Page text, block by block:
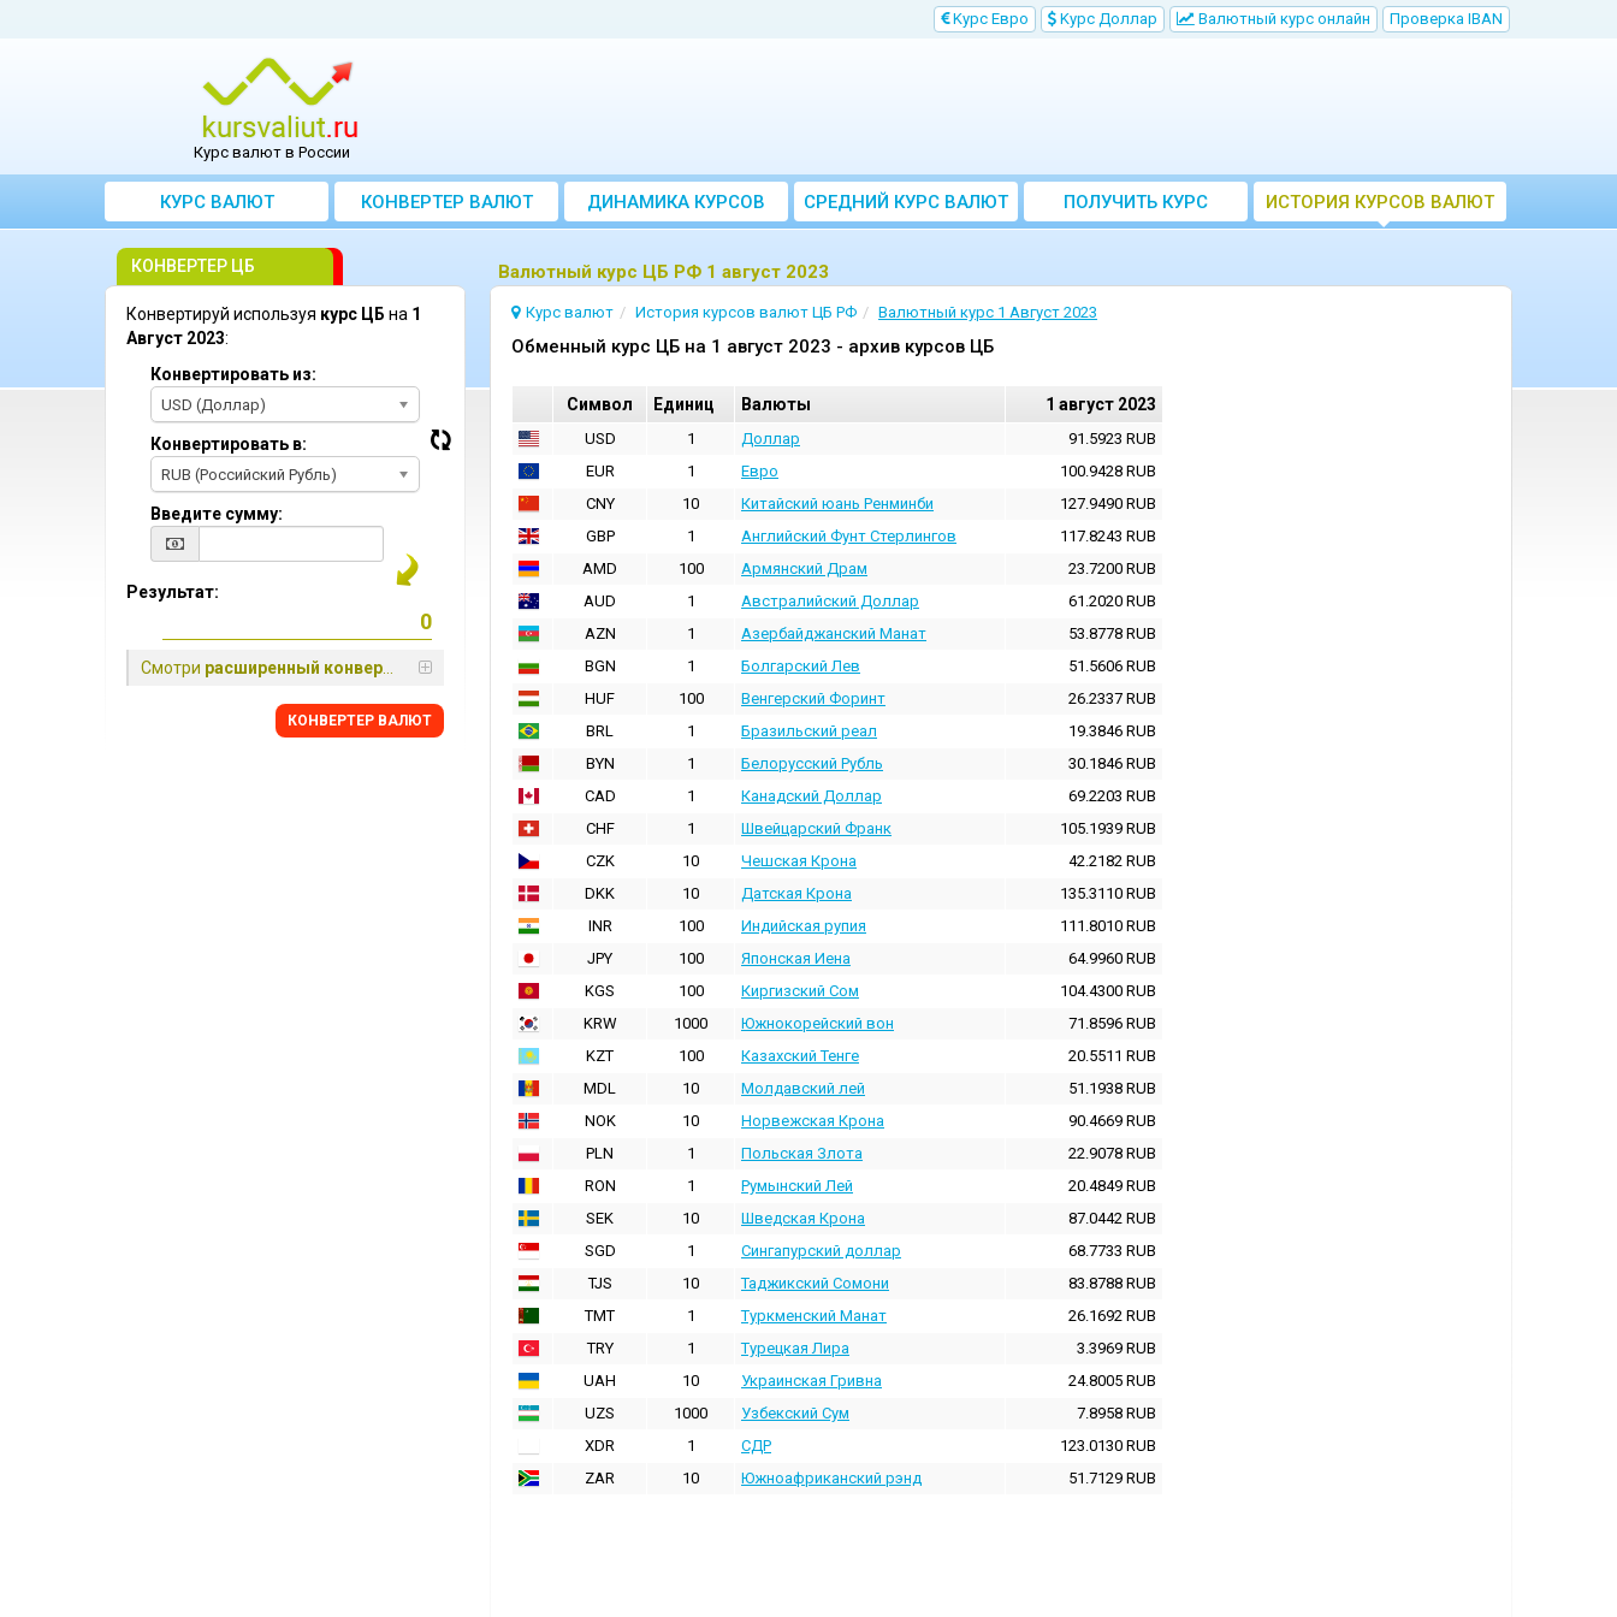
Kурс Евро Kурс Доллар Bалютный курс онлайн Проверка IBAN
Курс валют в России
КУРС ВАЛЮТ КОНВЕРТЕР ВАЛЮТ ДИНАМИКА КУРСОВ
CРЕДНИЙ КУРС ВАЛЮТ
ЗА МЕСЯЦ
ПОЛУЧИТЬ КУРС
ВАЛЮТ ЦБ
ИСТОРИЯ КУРСОВ ВАЛЮТ
ЦБ РФ
Bалютный курс ЦБ РФ 1 август 2023
Курс валют История курсов валют ЦБ РФ Валютный курс 1 Август 2023
Oбменный курс ЦБ на 1 август 2023 - архив курсов ЦБ
Cимвол Единиц Валюты 1 август 2023
USD 1 Доллар 91.5923 RUB
EUR
1 Евро 100.9428 RUB
CNY
10 Китайский юань Ренминби 127.9490 RUB
GBP
1 Английский Фунт Стерлингов 117.8243 RUB
AMD
100 Армянский Драм 23.7200 RUB
AUD
1 Австралийский Доллар 61.2020 RUB
AZN
1 Азербайджанский Манат 53.8778 RUB
BGN
1 Болгарский Лев 51.5606 RUB
HUF
100 Венгерский Форинт 26.2337 RUB
BRL
1 Бразильский реал 19.3846 RUB
BYN
1 Белорусский Рубль 30.1846 RUB
CAD
1 Канадский Доллар 69.2203 RUB
CHF
1 Швейцарский Франк 105.1939 RUB
CZK
10 Чешская Крона 42.2182 RUB
DKK
10 Датская Крона 135.3110 RUB
INR
100 Индийская pупия 111.8010 RUB
JPY
100 Японская Иена 64.9960 RUB
KGS
100 Киргизский Сом 104.4300 RUB
KRW
1000 Южнокорейский вон 71.8596 RUB
KZT
100 Казахский Тенге 20.5511 RUB
MDL
10 Молдавский лей 51.1938 RUB
NOK
10 Норвежская Крона 90.4669 RUB
PLN
1 Польская Злота 22.9078 RUB
RON
1 Румынский Лей 20.4849 RUB
SEK
10 Шведская Крона 87.0442 RUB
SGD
1 Сингапурский доллар 68.7733 RUB
TJS
10 Таджикский Сомони 83.8788 RUB
TMT
1 Туркменский Манат 26.1692 RUB
TRY
1 Турецкая Лира 3.3969 RUB
UAH
10 Украинская Гривна 24.8005 RUB
UZS
1000 Узбекский Сум 7.8958 RUB
XDR
1 СДР 123.0130 RUB
ZAR
10 Южноафриканский рэнд 51.7129 RUB
КОНВЕРТЕР ЦБ
Конвертируй используя курс ЦБ на 1
Август 2023:
Конвертировать из:
USD (Доллар)
Конвертировать в:
RUB (Российский Рубль)
Введите сумму:
Результат:
Смотри расширенный конвертер
КОНВЕРТЕР ВАЛЮТ